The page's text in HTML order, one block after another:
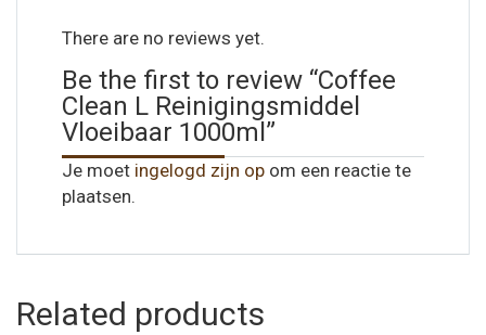
There are no reviews yet.
Be the first to review “Coffee
Clean L Reinigingsmiddel
Vloeibaar 1000ml”
Je moet ingelogd zijn op om een reactie te
plaatsen.
Related products